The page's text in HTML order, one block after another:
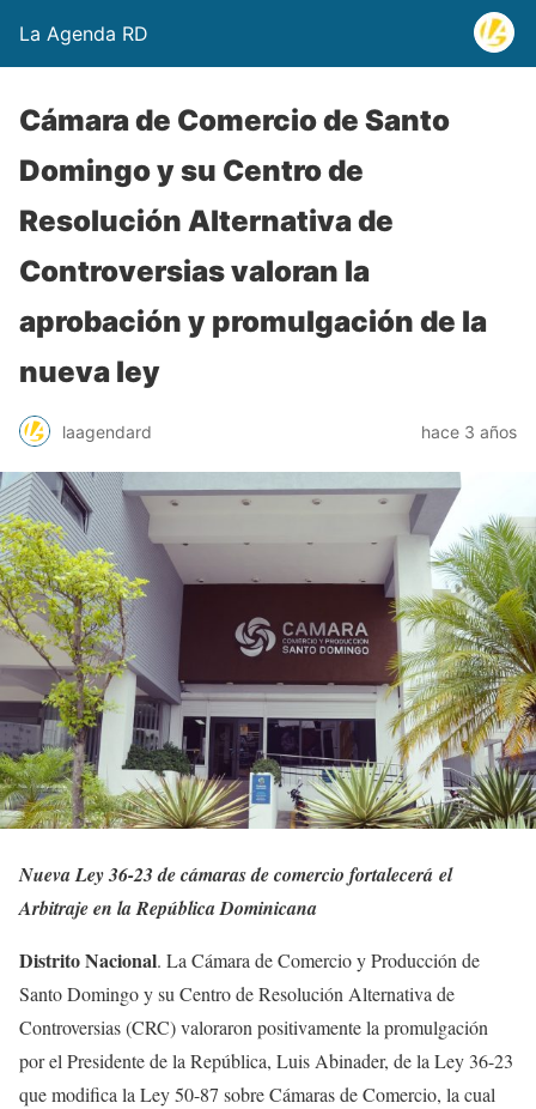
La Agenda RD
Cámara de Comercio de Santo
Domingo y su Centro de
Resolución Alternativa de
Controversias valoran la
aprobación y promulgación de la
nueva ley
laagendard hace 3 años
Nueva Ley 36-23 de cámaras de comercio fortalecerá el
Arbitraje en la República Dominicana
Distrito Nacional. La Cámara de Comercio y Producción de
Santo Domingo y su Centro de Resolución Alternativa de
Controversias (CRC) valoraron positivamente la promulgación
por el Presidente de la República, Luis Abinader, de la Ley 36-23
que modifica la Ley 50-87 sobre Cámaras de Comercio, la cual